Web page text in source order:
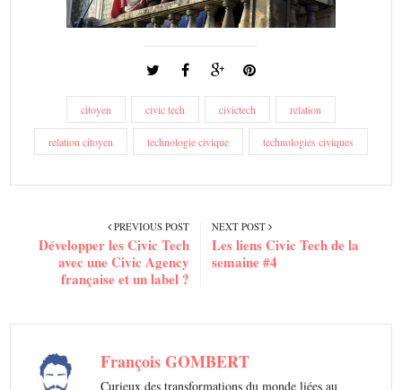
citoyen civic tech civictech relation
relation citoyen technologie civique technologies civiques
NEXT POST
Les liens Civic Tech de la
semaine #4
PREVIOUS POST
Développer les Civic Tech
avec une Civic Agency
française et un label ?
François GOMBERT
Curieux des transformations du monde liées au